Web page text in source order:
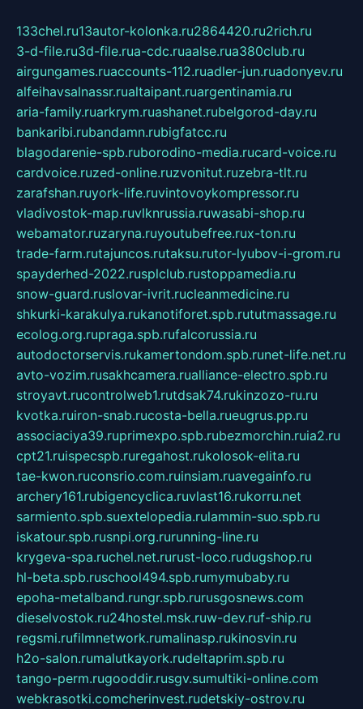
133chel.ru13autor-kolonka.ru2864420.ru2rich.ru
3-d-file.ru3d-file.rua-cdc.ruaalse.rua380club.ru
airgungames.ruaccounts-112.ruadler-jun.ruadonyev.ru
alfeihavsalnassr.rualtaipant.ruargentinamia.ru
aria-family.ruarkrym.ruashanet.rubelgorod-day.ru
bankaribi.rubandamn.rubigfatcc.ru
blagodarenie-spb.ruborodino-media.rucard-voice.ru
cardvoice.ruzed-online.ruzvonitut.ruzebra-tlt.ru
zarafshan.ruyork-life.ruvintovoykompressor.ru
vladivostok-map.ruvlknrussia.ruwasabi-shop.ru
webamator.ruzaryna.ruyoutubefree.rux-ton.ru
trade-farm.rutajuncos.rutaksu.rutor-lyubov-i-grom.ru
spayderhed-2022.rusplclub.rustoppamedia.ru
snow-guard.ruslovar-ivrit.rucleanmedicine.ru
shkurki-karakulya.rukanotiforet.spb.rututmassage.ru
ecolog.org.rupraga.spb.rufalcorussia.ru
autodoctorservis.rukamertondom.spb.runet-life.net.ru
avto-vozim.rusakhcamera.rualliance-electro.spb.ru
stroyavt.rucontrolweb1.rutdsak74.rukinzozo-ru.ru
kvotka.ruiron-snab.rucosta-bella.rueugrus.pp.ru
associaciya39.ruprimexpo.spb.rubezmorchin.ruia2.ru
cpt21.ruispecspb.ruregahost.rukolosok-elita.ru
tae-kwon.ruconsrio.com.ruinsiam.ruavegainfo.ru
archery161.rubigencyclica.ruvlast16.rukorru.net
sarmiento.spb.suextelopedia.rulammin-suo.spb.ru
iskatour.spb.rusnpi.org.rurunning-line.ru
krygeva-spa.ruchel.net.rurust-loco.rudugshop.ru
hl-beta.spb.ruschool494.spb.rumymubaby.ru
epoha-metalband.rungr.spb.rurusgosnews.com
dieselvostok.ru24hostel.msk.ruw-dev.ruf-ship.ru
regsmi.rufilmnetwork.rumalinasp.rukinosvin.ru
h2o-salon.rumalutkayork.rudeltaprim.spb.ru
tango-perm.rugooddir.rusgv.sumultiki-online.com
webkrasotki.comcherinvest.rudetskiy-ostrov.ru